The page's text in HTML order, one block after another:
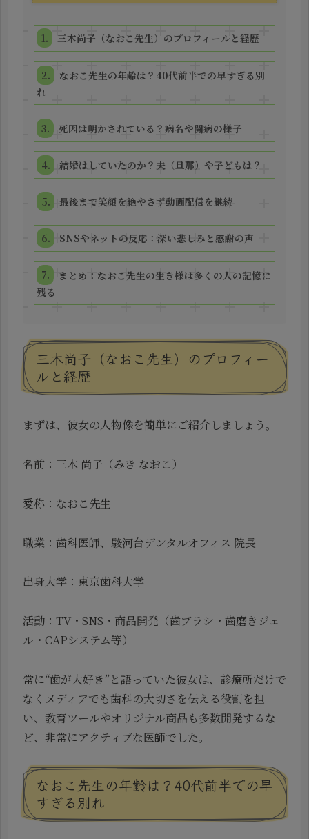
三木尚子（なおこ先生）のプロフィールと経歴
なおこ先生の年齢は？40代前半での早すぎる別
れ
死因は明かされている？病名や闘病の様子
結婚はしていたのか？夫（旦那）や子どもは？
最後まで笑顔を絶やさず動画配信を継続
SNSやネットの反応：深い悲しみと感謝の声
まとめ：なおこ先生の生き様は多くの人の記憶に
残る
三木尚子（なおこ先生）のプロフィー
ルと経歴
まずは、彼女の人物像を簡単にご紹介しましょう。
名前：三木 尚子（みき なおこ）
愛称：なおこ先生
職業：歯科医師、駿河台デンタルオフィス 院長
出身大学：東京歯科大学
活動：TV・SNS・商品開発（歯ブラシ・歯磨きジェ
ル・CAPシステム等）
常に“歯が大好き”と語っていた彼女は、診療所だけで
なくメディアでも歯科の大切さを伝える役割を担
い、教育ツールやオリジナル商品も多数開発するな
ど、非常にアクティブな医師でした。
なおこ先生の年齢は？40代前半での早
すぎる別れ